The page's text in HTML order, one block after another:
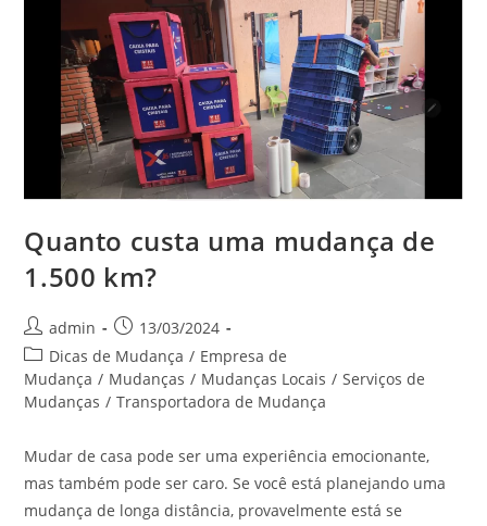
Quanto custa uma mudança de
1.500 km?
admin
13/03/2024
Dicas de Mudança / Empresa de
Mudança / Mudanças / Mudanças Locais / Serviços de
Mudanças / Transportadora de Mudança
Mudar de casa pode ser uma experiência emocionante,
mas também pode ser caro. Se você está planejando uma
mudança de longa distância, provavelmente está se